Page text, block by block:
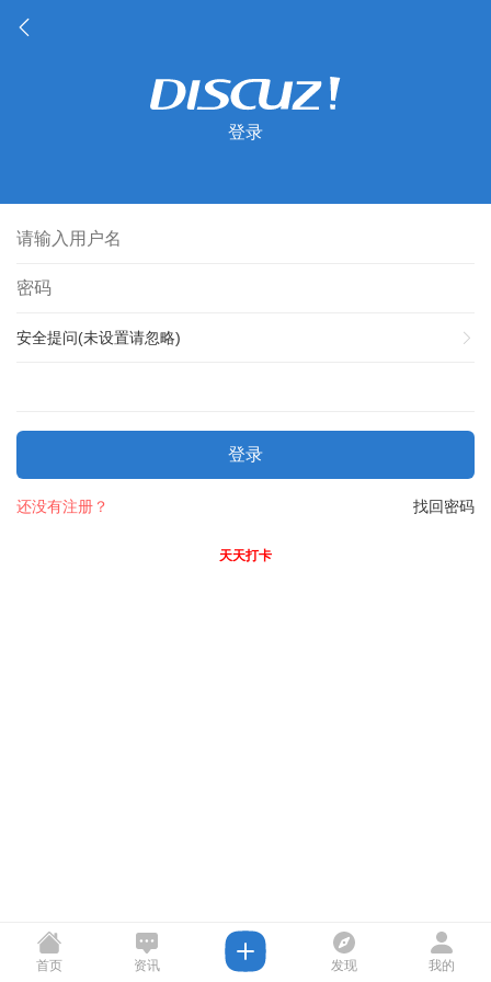
登录
安全提问(未设置请忽略)
登录
找回密码
还没有注册？
天天打卡
首页 资讯 发现 我的